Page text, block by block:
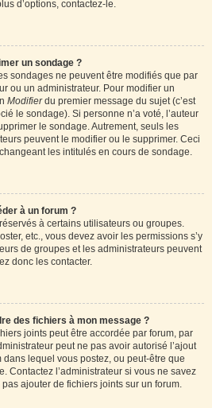
d’options, contactez-le.
un sondage ?
sondages ne peuvent être modifiés que par
ou un administrateur. Pour modifier un
Modifierdu premier message du sujet (c’est
le sondage). Si personne n’a voté, l’auteur
le sondage. Autrement, seuls les
peuvent le modifier ou le supprimer. Ceci
les intitulés en cours de sondage.
à un forum ?
à certains utilisateurs ou groupes.
etc., vous devez avoir les permissions s’y
de groupes et les administrateurs peuvent
donc les contacter.
des fichiers à mon message ?
joints peut être accordée par forum, par
peut ne pas avoir autorisé l’ajout
lequel vous postez, ou peut-être que
Contactez l’administrateur si vous ne savez
ajouter de fichiers joints sur un forum.